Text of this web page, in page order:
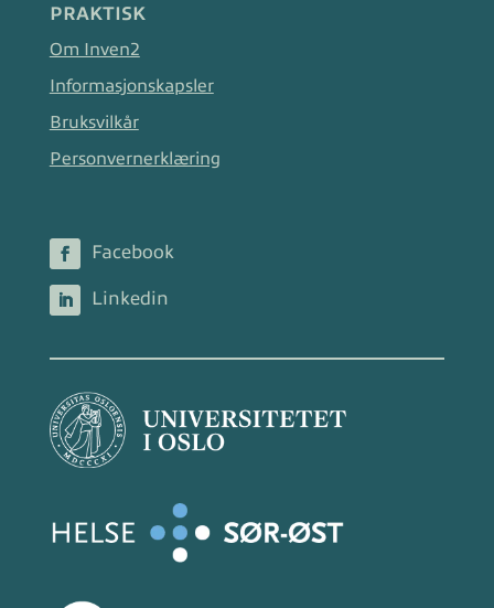
PRAKTISK
Om Inven2
Informasjonskapsler
Bruksvilkår
Personvernerklæring